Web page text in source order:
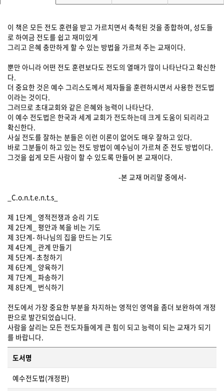
이 책은 모든 전도 훈련을 받고 가르치면서 축척된 것을 종합하여, 성도들
로 하여금 전도를 쉽고 재미있게
그리고 은혜 충만하게 할 수 있는 방법을 가르쳐 주는 교재이다.
뿐만 아니라 어떤 전도 훈련보다도 전도의 열매가 많이 나타난다고 확신한
다.
더 중요한 것은 예수 그리스도께서 제자들을 훈련하시면서 사용한 전도법
이라는 것이다.
그러므로 초대교회와 같은 은혜와 능력이 나타난다.
이 예수 전도법은 한국과 세계 교회가 전도하는데 크게 도움이 되리라고
확신한다.
사실 전도를 잘하는 분들은 이런 이론이 없어도 매우 잘하고 있다.
바로 그분들이 하고 있는 전도 방법이 예수님이 가르쳐 준 전도 방법이다.
그것을 쉽게 모든 사람이 할 수 있도록 만들어 본 교재이다.
-본 교재 머리말 중에서-
_C.o.n.t.e.n.t.s_
제 1단계_ 영적전쟁과 승리 기도
제 2단계_ 평안과 복을 비는 기도
제 3단계- 하나님의 집을 만드는 기도
제 4단계_ 관계 만들기
제 5단계- 초청하기
제 6단계_ 양육하기
제 7단계_ 파송하기
제 8단계_ 번식하기
전도에서 가장 중요한 부분을 차지하는 영적인 영역을 좀더 보완하여 개정
판으로 발간되었습니다.
사람을 살리는 모든 전도자들에게 큰 힘이 되고 능력이 되는 교재가 되기
를 바랍니다.
도서명
예수전도법(개정판)